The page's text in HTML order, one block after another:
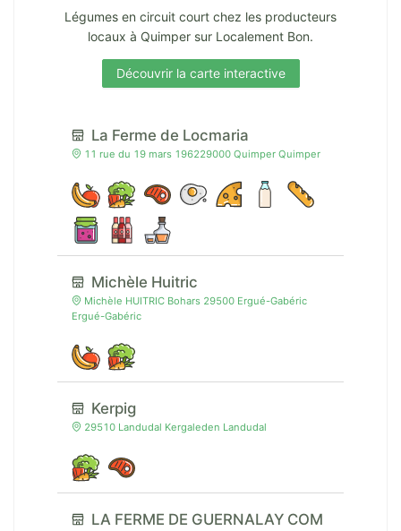
Légumes en circuit court chez les producteurs
locaux à Quimper sur Localement Bon.
Découvrir la carte interactive
La Ferme de Locmaria
11 rue du 19 mars 196229000 Quimper Quimper
Michèle Huitric
Michèle HUITRIC Bohars 29500 Ergué-Gabéric
Ergué-Gabéric
Kerpig
29510 Landudal Kergaleden Landudal
LA FERME DE GUERNALAY COM